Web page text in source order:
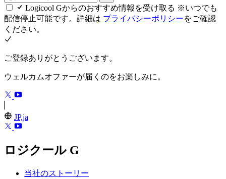
Logicool Gからのおすすめ情報を受け取る ※いつでも
配信停止可能です。詳細は プライバシーポリシーをご確認
ください。
ご登録ありがとうございます。
ウェルカムオファーが届くのをお楽しみに。
JP,ja
ロジクール G
当社のストーリー